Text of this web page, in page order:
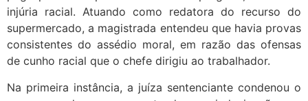
injúria racial. Atuando como redatora do recurso do
supermercado, a magistrada entendeu que havia provas
consistentes do assédio moral, em razão das ofensas
de cunho racial que o chefe dirigiu ao trabalhador.
Na primeira instância, a juíza sentenciante condenou o